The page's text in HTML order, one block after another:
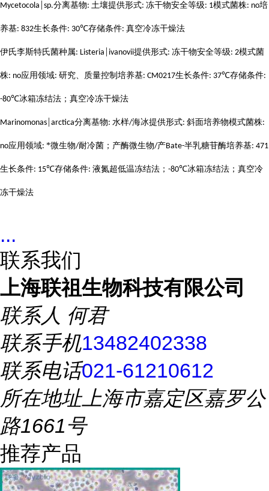
Mycetocola│sp.分离基物: 土壤提供形式: 冻干物安全等级: 1模式菌株: no培
养基: 832生长条件: 30℃存储条件: 真空冷冻干燥法
伊氏李斯特氏菌种属: Listeria│ivanovii提供形式: 冻干物安全等级: 2模式菌
株: no应用领域: 研究、质量控制培养基: CM0217生长条件: 37℃存储条件:
-80℃冰箱冻结法；真空冷冻干燥法
Marinomonas│arctica分离基物: 水样/海冰提供形式: 斜面培养物模式菌株:
no应用领域: *微生物/耐冷菌；产酶微生物/产Bate-半乳糖苷酶培养基: 471
生长条件: 15℃存储条件: 液氮超低温冻结法； -80℃冰箱冻结法；真空冷
冻干燥法
...
联系我们
上海联祖生物科技有限公司
联系人 何君
联系手机13482402338
联系电话021-61210612
所在地址上海市嘉定区嘉罗公
路1661号
推荐产品